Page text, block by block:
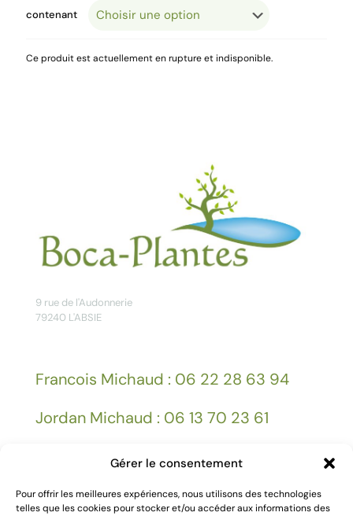
Gérer le consentement
Pour offrir les meilleures expériences, nous utilisons des technologies
telles que les cookies pour stocker et/ou accéder aux informations des
contenant
Ce produit est actuellement en rupture et indisponible.
9 rue de l'Audonnerie
79240 L'ABSIE
Francois Michaud : 06 22 28 63 94
Jordan Michaud : 06 13 70 23 61